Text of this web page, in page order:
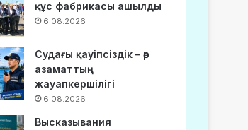
құс фабрикасы ашылды
6.08.2026
Судағы қауіпсіздік – әр
азаматтың
жауапкершілігі
6.08.2026
Высказывания